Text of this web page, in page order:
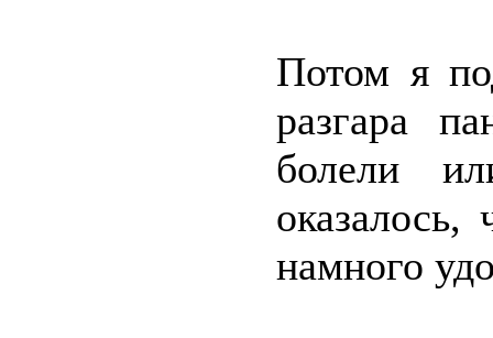
Потом я
разгара
болели
оказалось,
намного